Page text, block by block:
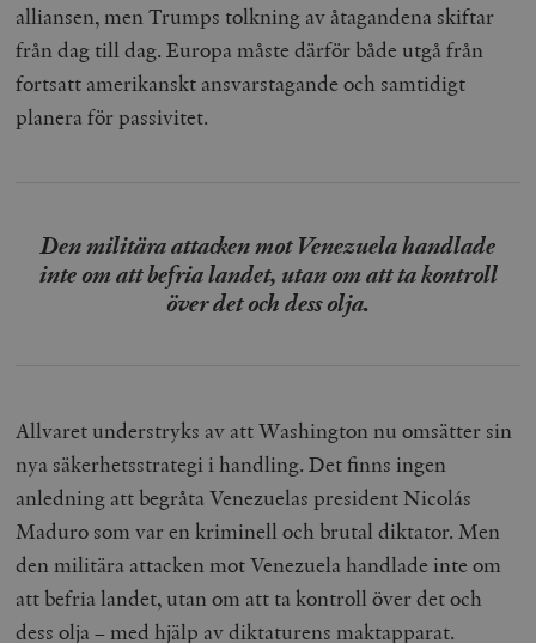
alliansen, men Trumps tolkning av åtagandena skiftar
från dag till dag. Europa måste därför både utgå från
fortsatt amerikanskt ansvarstagande och samtidigt
planera för passivitet.
Den militära attacken mot Venezuela handlade
inte om att befria landet, utan om att ta kontroll
över det och dess olja.
Allvaret understryks av att Washington nu omsätter sin
nya säkerhetsstrategi i handling. Det finns ingen
anledning att begråta Venezuelas president Nicolás
Maduro som var en kriminell och brutal diktator. Men
den militära attacken mot Venezuela handlade inte om
att befria landet, utan om att ta kontroll över det och
dess olja – med hjälp av diktaturens maktapparat.